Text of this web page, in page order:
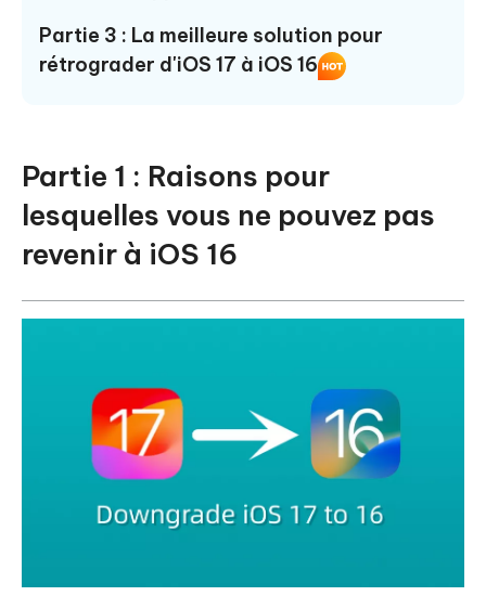
Partie 3 : La meilleure solution pour
rétrograder d'iOS 17 à iOS 16
Partie 1 : Raisons pour
lesquelles vous ne pouvez pas
revenir à iOS 16